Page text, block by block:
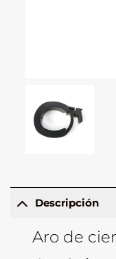
Descripción
Aro de